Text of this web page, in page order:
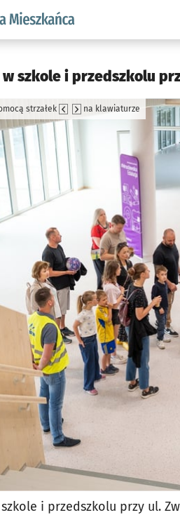
wroclaw.pl podserwis: Dla
szkole i przedszkolu
strzałek na klawiaturze
zdjęcia.
i przedszkolu przy ul.